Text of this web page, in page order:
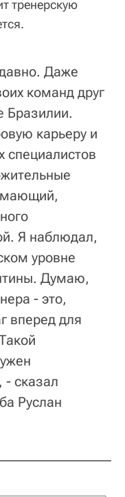
тренерскую
Даже
команд друг
Бразилии.
карьеру и
специалистов
Я наблюдал,
уровне
Думаю,
- это,
вперед для
- сказал
Руслан